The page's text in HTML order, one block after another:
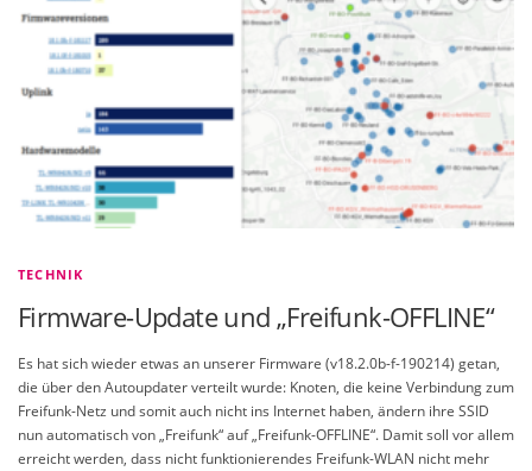
TECHNIK
Firmware-Update und „Freifunk-OFFLINE“
Es hat sich wieder etwas an unserer Firmware (v18.2.0b-f-190214) getan,
die über den Autoupdater verteilt wurde: Knoten, die keine Verbindung zum
Freifunk-Netz und somit auch nicht ins Internet haben, ändern ihre SSID
nun automatisch von „Freifunk“ auf „Freifunk-OFFLINE“. Damit soll vor allem
erreicht werden, dass nicht funktionierendes Freifunk-WLAN nicht mehr